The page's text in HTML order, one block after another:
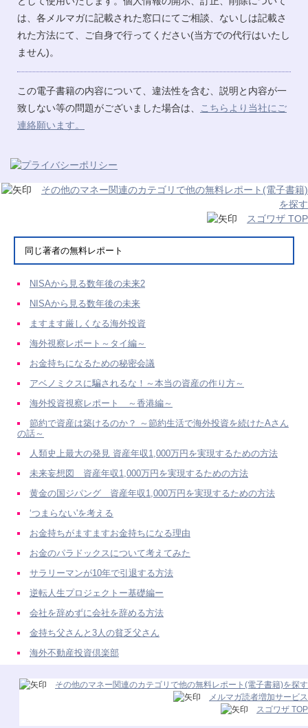
は、各メルマガに記載された窓口にてご相談、ないしは記載さ
れた方法にて、ご自身で行ってください(当方での代行はいたし
ません)。
この電子書籍の内容について、違法性を含む、説明と内容が一
致しない等の問題がございました場合は、
こちらより当社にご
連絡願います。
その他のマネー関連のカテゴリで他の無料レポート(電子書籍)
を探す
スゴワザ TOP
同じ著者の無料レポート
NISAから見る数年後の未来2
NISAから見る数年後の未来
ますます厳しくなる海外投資
海外視察レポート～タイ編～
お金持ちになるための秘密会議
アベノミクスに騙されるな！～本当の資産の作り方～
海外投資視察レポート ～香港編～
節約で資産は築けるのか？ ～節約生活で海外投資を続けたAさん
の話～
人類史上最大の発見 資産年収1,000万円を実現するための方法
未来妄想図 資産年収1,000万円を実現するための方法
黄金の国ジパング 資産年収1,000万円を実現するための方法
‘つまらない'を考える
お金持ちがますますお金持ちになる理由
お金のパラドックスについて考えてみた
サラリーマンが10年で引退する方法
逆転人生プロジェクトー基礎編ー
会社を辞めずに会社を辞める方法
金持ち父さんと3人の貧乏父さん
海外不動産投資倶楽部
その他のマネー関連のカテゴリで他の無料レポート(電子書籍)を探す
メルマガ読者増加サービス
スゴワザ TOP